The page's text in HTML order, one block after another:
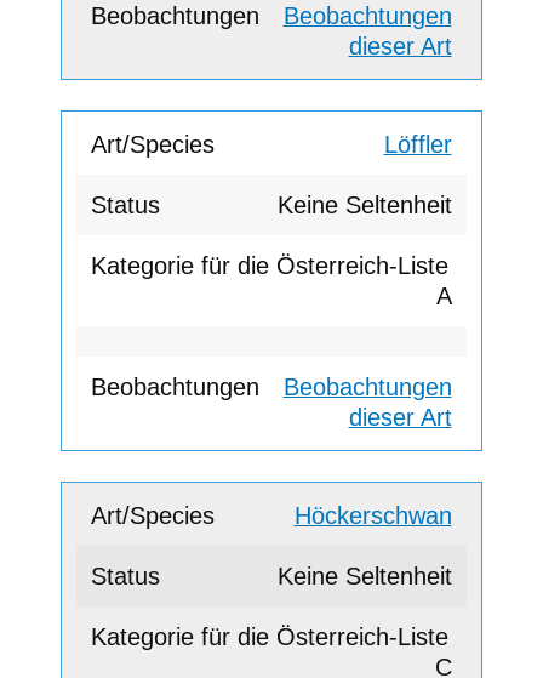
Beobachtungen
dieser Art
Löffler
Keine Seltenheit
A
Beobachtungen
dieser Art
Höckerschwan
Keine Seltenheit
C